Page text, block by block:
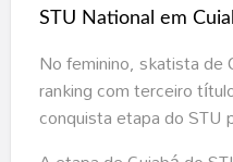
Cuiabá
consagra
gaúchos
Maria
No feminino, skatista de
ranking com terceiro
conquista etapa do STU